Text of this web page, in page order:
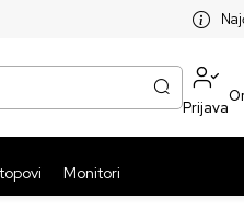
ISPORUKA PAKETA PREKO
Prijava
Monitori